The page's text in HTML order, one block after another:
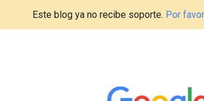
Este blog ya no recibe soporte. Por